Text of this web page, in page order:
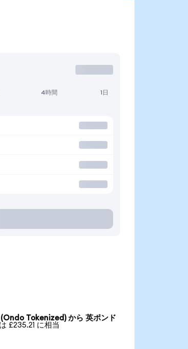
4時間 1日
Tokenized) から 英ポンド
£235.21 に相当